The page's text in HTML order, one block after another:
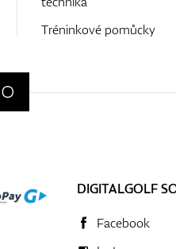
Tréninkové pomůcky
DIGITALGOLF
Facebook